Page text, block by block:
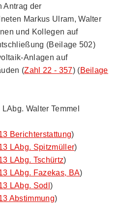
Antrag der
Markus Ulram, Walter
und Kollegen auf
(Beilage 502)
Anlagen auf
(Zahl 22 - 357) (Beilage
LAbg. Walter Temmel
Berichterstattung)
LAbg. Spitzmüller)
LAbg. Tschürtz)
LAbg. Fazekas, BA)
LAbg. Sodl )
Abstimmung)